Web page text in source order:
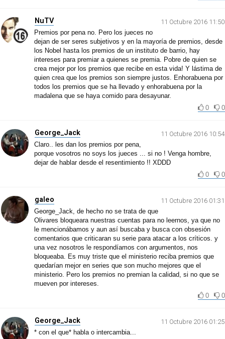
NuTV
11 Octubre 2016 11:50
Premios por pena no. Pero los jueces no
dejan de ser seres subjetivos y en la mayoría de premios, desde
los Nobel hasta los premios de un instituto de barrio, hay
intereses para premiar a quienes se premia. Pobre de quien se
crea mejor por los premios que recibe en esta vida! Y lástima de
quien crea que los premios son siempre justos. Enhorabuena por
todos los premios que se ha llevado y enhorabuena por la
madalena que se haya comido para desayunar.
0
0
George_Jack
11 Octubre 2016 10:54
Claro.. les dan los premios por pena,
porque vosotros no soys los jueces ... si no ! Venga hombre,
dejar de hablar desde el resentimiento !! XDDD
0
0
galeo
11 Octubre 2016 01:31
George_Jack, de hecho no se trata de que
Olivares bloqueara nuestras cuentas para no leernos, ya que no
le mencionábamos y aun así buscaba y busca con obsesión
comentarios que criticaran su serie para atacar a los críticos. y
una vez nosotros le respondíamos con argumentos, nos
bloqueaba. Es muy triste que el ministerio reciba premios que
quedarían mejor en series que son mucho mejores que el
ministerio. Pero los premios no premian la calidad, si no que se
mueven por intereses.
0
0
George_Jack
11 Octubre 2016 01:25
* con el que* habla o intercambia...